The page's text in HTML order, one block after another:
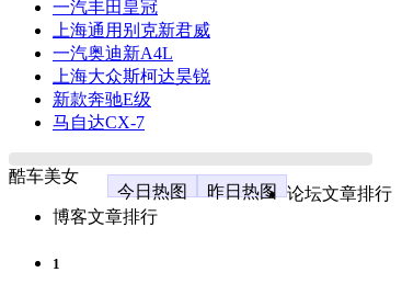
一汽丰田皇冠
上海通用别克新君威
一汽奥迪新A4L
上海大众斯柯达昊锐
新款奔驰E级
马自达CX-7
酷车美女
今日热图
昨日热图
论坛文章排行
博客文章排行
1